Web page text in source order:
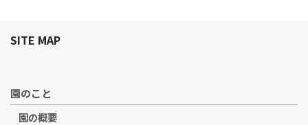
SITE MAP
園のこと
園の概要